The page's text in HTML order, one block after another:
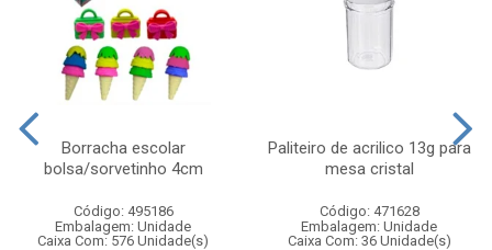
Borracha escolar
bolsa/sorvetinho 4cm
Código: 495186
Embalagem: Unidade
Caixa Com: 576 Unidade(s)
Paliteiro de acrilico 13g para
mesa cristal
Código: 471628
Embalagem: Unidade
Caixa Com: 36 Unidade(s)